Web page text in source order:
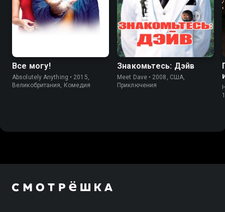
Все могу!
Absolutely Anything • 2015,
Великобритания, Комедия
Знакомьтесь: Дэйв
Meet Dave • 2008, США,
Приключения